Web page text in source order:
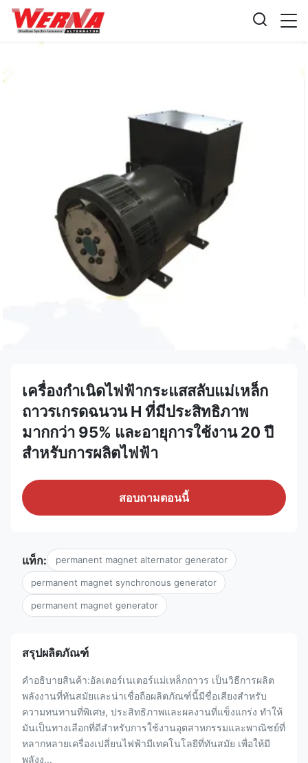
เครื่องกำเนิดไฟฟ้ากระแสสลับแม่เหล็ก
ถาวรเกรดฉนวน H ที่มีประสิทธิภาพ
มากกว่า 95% และอายุการใช้งาน 20 ปี
สำหรับการผลิตไฟฟ้า
สอบถามตอนนี้
แท็ก: permanent magnet alternator generator
permanent magnet synchronous generator
permanent magnet generator
สรุปผลิตภัณฑ์
คําอธิบายสินค้า:อัลเตอร์เนเตอร์แม่เหล็กถาวร เป็นวิธีการผลิต
พลังงานที่ทันสมัยและน่าเชื่อถือผลิตภัณฑ์นี้มีชื่อเสียงสําหรับ
ความทนทานที่พิเศษ, ประสิทธิภาพและผลงานที่แข็งแกร่ง ทําให้
มันเป็นทางเลือกที่ดีสําหรับการใช้งานอุตสาหกรรมและพาณิชย์ที่
หลากหลายเครื่องเปลี่ยนไฟฟ้ามีเทคโนโลยีที่ทันสมัย เพื่อให้มี
พลังง...